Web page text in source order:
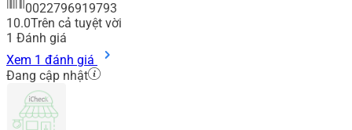
0022796919793
10.0Trên cả tuyệt vời
1 Đánh giá
Xem 1 đánh giá
Đang cập nhật